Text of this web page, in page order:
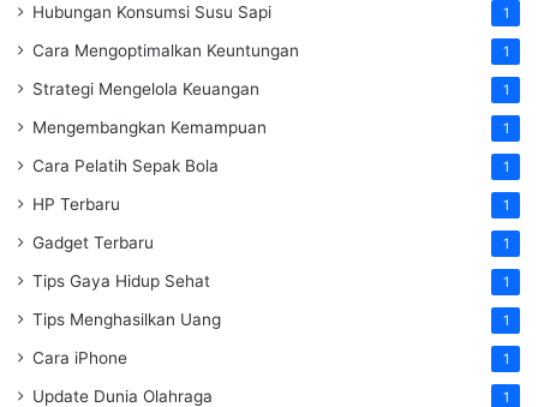
Hubungan Konsumsi Susu Sapi 1
Cara Mengoptimalkan Keuntungan 1
Strategi Mengelola Keuangan 1
Mengembangkan Kemampuan 1
Cara Pelatih Sepak Bola 1
HP Terbaru 1
Gadget Terbaru 1
Tips Gaya Hidup Sehat 1
Tips Menghasilkan Uang 1
Cara iPhone 1
Update Dunia Olahraga 1